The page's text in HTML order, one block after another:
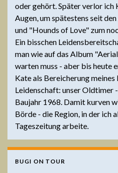
oder gehört. Später verlor ich
Augen, um spätestens seit
und "Hounds of Love" zum
Ein bisschen
man wie auf das Album
warten muss - aber bis heute
Kate als Bereicherung
Leidenschaft: unser Oldtimer
Baujahr 1968. Damit kurven
Börde - die Region, in der ich
Tageszeitung arbeite.
BUGI ON TOUR